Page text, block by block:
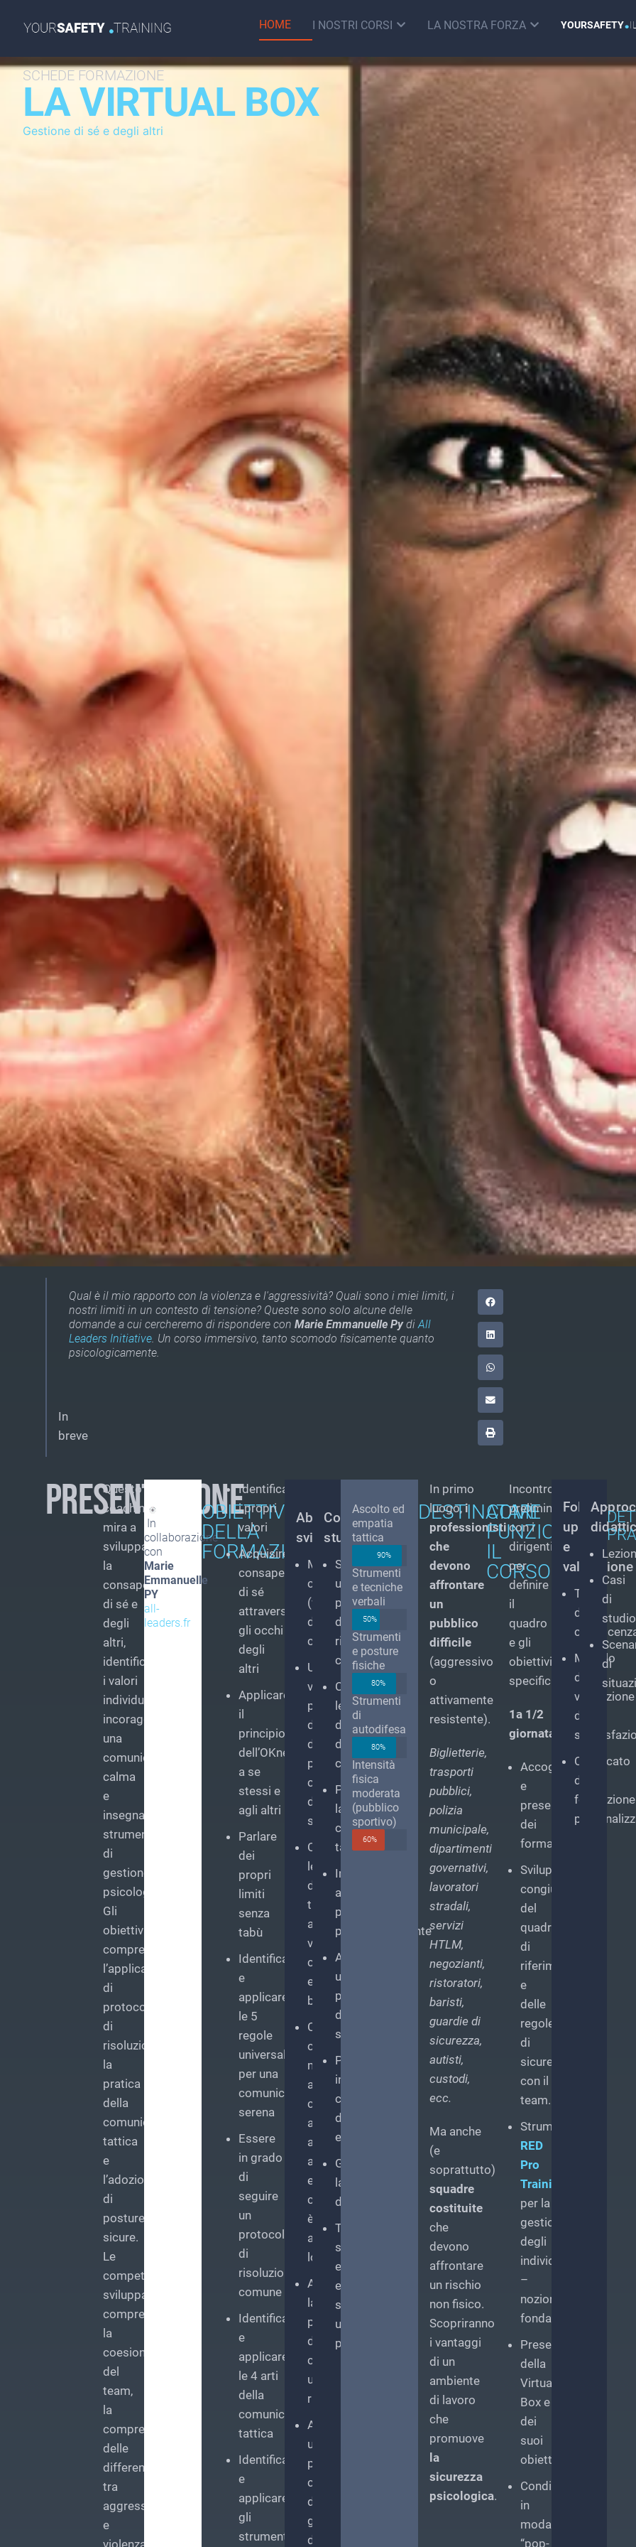
HOME I NOSTRI CORSI LA NOSTRA FORZA YOURSAFETY.
SCHEDE FORMAZIONE
LA VIRTUAL BOX
Gestione di sé e degli altri
In
breve
Qual è il mio rapporto con la violenza e l'aggressività? Quali sono i miei limiti, i
nostri limiti in un contesto di tensione? Queste sono solo alcune delle
domande a cui cercheremo di rispondere conMarie Emmanuelle PydiAll
Leaders Initiative. Un corso immersivo, tanto scomodo fisicamente quanto
psicologicamente.
PRESENTAZIONE
Questo
coaching
mira a
sviluppare
la
consapevolezza
di sé e
degli
altri,
identificando
i valori
individuali,
incoraggiando
una
comunicazione
calma
e
insegnando
strumenti
di
gestione
psicologica.
Gli
obiettivi
comprendono
l’applicazione
di
protocolli
di
risoluzione,
la
pratica
della
comunicazione
tattica
e
l’adozione
di
posture
sicure.
Le
competenze
sviluppate
comprendono
la
coesione
del
team,
la
comprensione
delle
differenze
tra
aggressività
e
In
collaborazione
con
Marie
Emmanuelle
PY
all-
leaders.fr
OBIETTIVI
DELLA
FORMAZIONE
Identificare
i propri
valori
Acquisire
consapevolezza
di sé
attraverso
gli occhi
degli
altri
Applicare
il
principio
dell’OKness
a se
stessi e
agli altri
Parlare
dei
propri
limiti
senza
tabù
Identificare
e
applicare
le 5
regole
universali
per una
comunicazione
serena
Essere
in grado
di
seguire
un
protocollo
di
risoluzione
comune
Identificare
e
applicare
le 4 arti
della
comunicazione
tattica
Identificare
e
applicare
gli
strumenti
Abilità
sviluppate
Maggiore
coesione
(valore
di
combattimento)
Una
visione
permanentemente
diversa
dei
propri
compagni
di
squadra
Comprendere
le
differenze
tra
aggressività,
violenza,
conflitto
e
brutalità
Capire
cosa
mi
appartiene,
cosa
appartiene
agli
altri
e
cosa
è
affar
loro
Abbandonare
la
posizione
difensiva
come
unica
risposta
Adottare
un
protocollo
comune
di
gestione
dei
Competenze
studiate
Seguire
un
protocollo
di
risoluzione
comune
Comprendere
le
dinamiche
del
conflitto
Praticare
la
comunicazione
tattica
Imparare
a
proteggersi
psicologicamente
Adottare
una
postura
di
sicurezza
Proteggersi
in
caso
di
emergenza
Gestire
la
distanza
Trattenere,
separare,
espellere
e
sganciare
una
persona
Ascolto ed
empatia
tattica
90%
Strumenti
e tecniche
verbali
50%
Strumenti
e posture
fisiche
80%
Strumenti
di
autodifesa
80%
Intensità
fisica
moderata
(pubblico
sportivo)
60%
DESTINATARI
In primo
luogo,i
professionisti
che
devono
affrontare
un
pubblico
difficile
(aggressivo
o
attivamente
resistente).
Biglietterie,
trasporti
pubblici,
polizia
municipale,
dipartimenti
governativi,
lavoratori
stradali,
servizi
HTLM,
negozianti,
ristoratori,
baristi,
guardie di
sicurezza,
autisti,
custodi,
ecc.
Ma anche
(e
soprattutto)
squadre
costituite
che
devono
affrontare
un rischio
non fisico.
Scopriranno
i vantaggi
di un
ambiente
di lavoro
che
promuove
la
sicurezza
psicologica.
COME
FUNZIONA
IL
CORSO
Incontro
preliminare
con i
dirigenti
per
definire
il
quadro
e gli
obiettivi
specifici.
1a 1/2
giornata
Accoglienza
e
presentazione
dei
formatori
Sviluppo
congiunto
del
quadro
di
riferimento
e
delle
regole
di
sicurezza
con il
team.
Strumenti
RED
Pro
Training
per la
gestione
degli
individui
–
nozioni
fondamentali
Presentazione
della
Virtual
Box e
dei
suoi
obiettivi
Condivisione
in
modalità
“pop-
Follow-
up
e
valutazione
Test
di
Modulo
di
valutazione
della
Certificato
di
formazione
Casi
di
studio
di